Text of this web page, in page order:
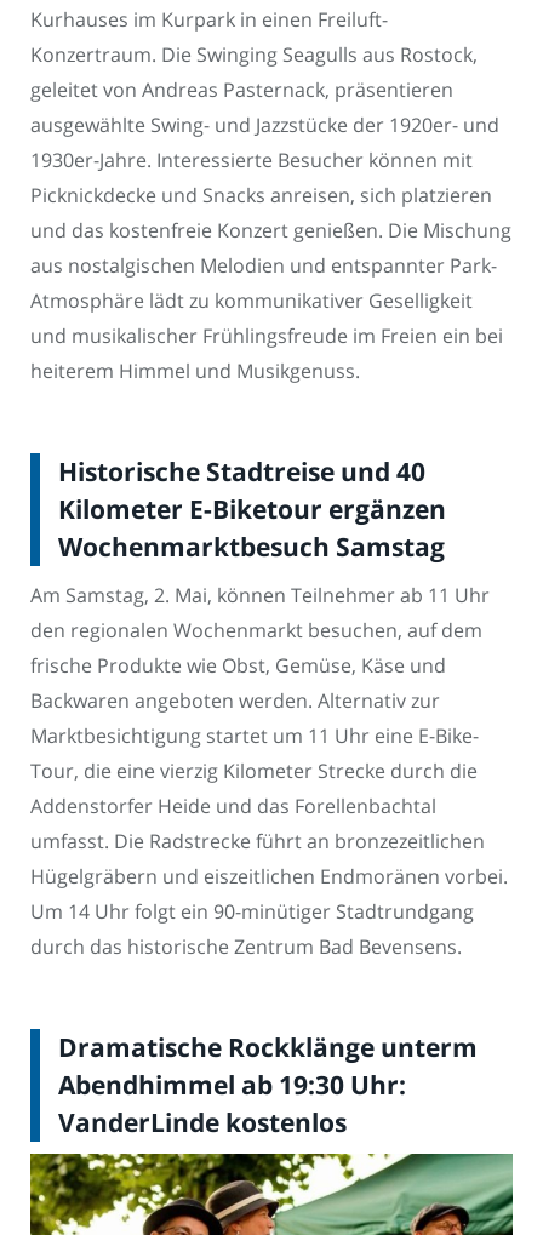
Kurhauses im Kurpark in einen Freiluft-
Konzertraum. Die Swinging Seagulls aus Rostock,
geleitet von Andreas Pasternack, präsentieren
ausgewählte Swing- und Jazzstücke der 1920er- und
1930er-Jahre. Interessierte Besucher können mit
Picknickdecke und Snacks anreisen, sich platzieren
und das kostenfreie Konzert genießen. Die Mischung
aus nostalgischen Melodien und entspannter Park-
Atmosphäre lädt zu kommunikativer Geselligkeit
und musikalischer Frühlingsfreude im Freien ein bei
heiterem Himmel und Musikgenuss.
Historische Stadtreise und 40
Kilometer E-Biketour ergänzen
Wochenmarktbesuch Samstag
Am Samstag, 2. Mai, können Teilnehmer ab 11 Uhr
den regionalen Wochenmarkt besuchen, auf dem
frische Produkte wie Obst, Gemüse, Käse und
Backwaren angeboten werden. Alternativ zur
Marktbesichtigung startet um 11 Uhr eine E-Bike-
Tour, die eine vierzig Kilometer Strecke durch die
Addenstorfer Heide und das Forellenbachtal
umfasst. Die Radstrecke führt an bronzezeitlichen
Hügelgräbern und eiszeitlichen Endmoränen vorbei.
Um 14 Uhr folgt ein 90-minütiger Stadtrundgang
durch das historische Zentrum Bad Bevensens.
Dramatische Rockklänge unterm
Abendhimmel ab 19:30 Uhr:
VanderLinde kostenlos